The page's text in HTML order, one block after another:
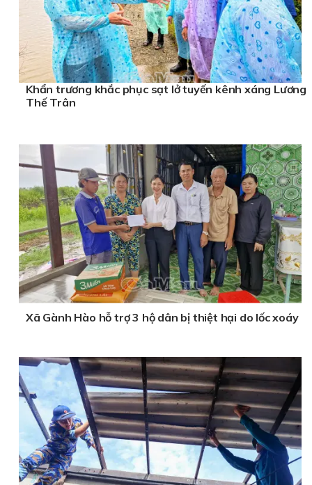
Khẩn trương khắc phục sạt lở tuyến kênh xáng Lương
Thế Trân
Xã Gành Hào hỗ trợ 3 hộ dân bị thiệt hại do lốc xoáy